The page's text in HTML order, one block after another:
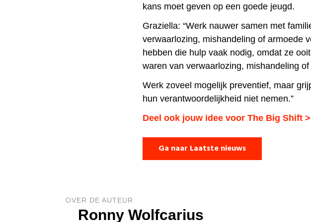
kans moet geven op een goede jeugd.
Graziella: “Werk nauwer samen met
verwaarlozing, mishandeling of armoede
hebben die hulp vaak nodig, omdat ze
waren van verwaarlozing, mishandeling
Werk zoveel mogelijk preventief, maar
hun verantwoordelijkheid niet nemen.”
Deel ook jouw idee voor The Big Shift >
Ga naar Laatste nieuws
OVER DE AUTEUR
Ronny Wolfcarius